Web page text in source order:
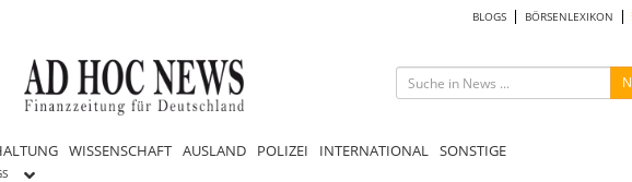
BLOGS BÖRSENLEXIKON
WISSENSCHAFT AUSLAND POLIZEI INTERNATIONAL SONSTIGE